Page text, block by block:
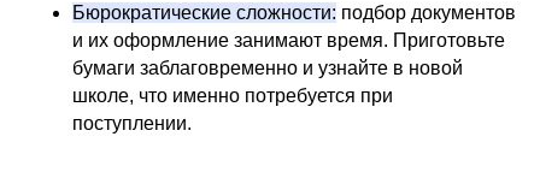
Бюрократические сложности: подбор документов
и их оформление занимают время. Приготовьте
бумаги заблаговременно и узнайте в новой
школе, что именно потребуется при
поступлении.